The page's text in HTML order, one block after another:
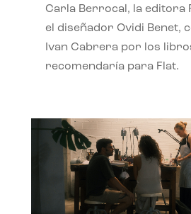
Carla Berrocal, la editora
el diseñador Ovidi Benet,
Ivan Cabrera por los
recomendaría para Flat.